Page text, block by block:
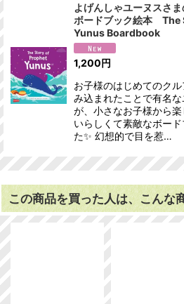
よげんしゃユーヌスさ
ボードブック絵本
Yunus Boardbook
1,200円
お子様のはじめてのク
み込まれたことで有名
が、小さなお子様から
いらしくて素敵なボー
た✨ 幻想的で目を惹…
この商品を買った人は、こんな